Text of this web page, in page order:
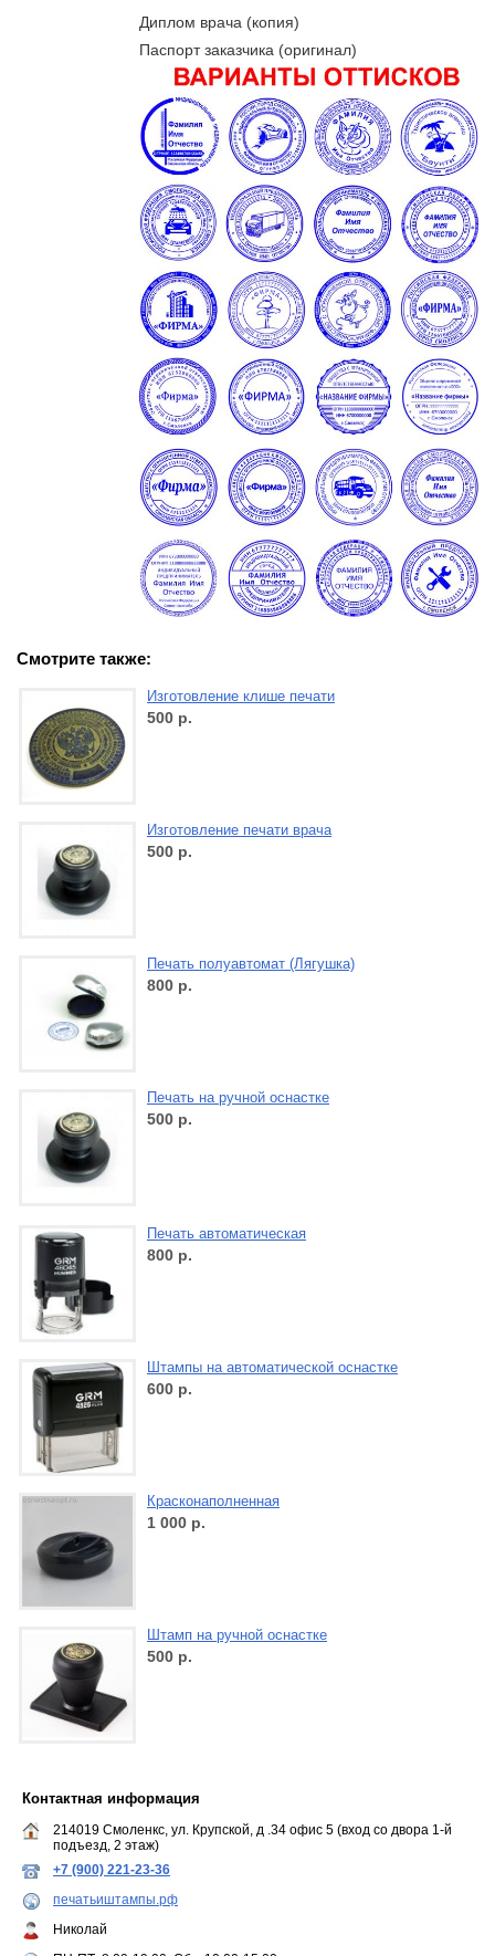
Диплом врача (копия)
Паспорт заказчика (оригинал)
Смотрите также:
Изготовление клише печати
500 р.
Изготовление печати врача
500 р.
Печать полуавтомат (Лягушка)
800 р.
Печать на ручной оснастке
500 р.
Печать автоматическая
800 р.
Штампы на автоматической оснастке
600 р.
Красконаполненная
1 000 р.
Штамп на ручной оснастке
500 р.
Контактная информация
214019 Смоленкс, ул. Крупской, д .34 офис 5 (вход со двора 1-й
подъезд, 2 этаж)
+7 (900) 221-23-36
печатьиштампы.рф
Николай